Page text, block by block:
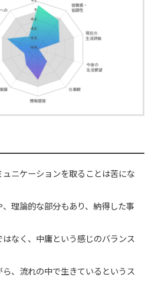
ニケーションを取ることは苦にな
理論的な部分もあり、納得した事
なく、中庸という感じのバランス
、流れの中で生きているというス